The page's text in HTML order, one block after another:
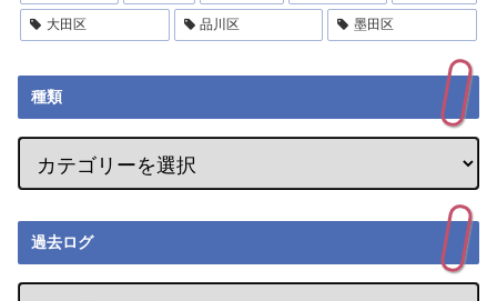
大田区 品川区 墨田区
種類
過去ログ